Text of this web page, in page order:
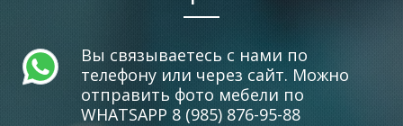
Вы связываетесь с нами по
телефону или через сайт. Можно
отправить фото мебели по
WHATSAPP 8 (985) 876-95-88